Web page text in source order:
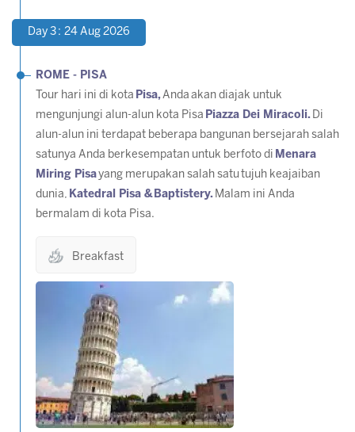
Day 3 : 24 Aug 2026
ROME - PISA
Tour hari ini di kota Pisa,Anda akan diajak untuk
mengunjungi alun-alun kota Pisa Piazza Dei Miracoli. Di
alun-alun ini terdapat beberapa bangunan bersejarah salah
satunya Anda berkesempatan untuk berfoto di Menara
Miring Pisayang merupakan salah satu tujuh keajaiban
dunia, Katedral Pisa & Baptistery. Malam ini Anda
bermalam di kota Pisa.
Breakfast